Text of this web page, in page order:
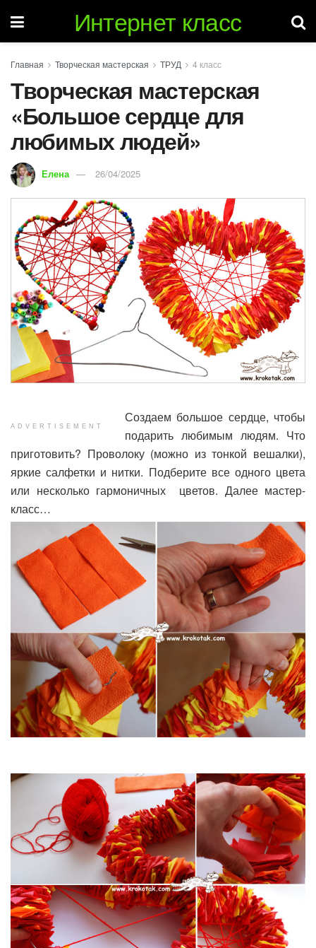
Интернет класс
Главная Творческая мастерская ТРУД 4 класс
Творческая мастерская
«Большое сердце для
любимых людей»
Елена 26/04/2025
ADVERTISEMENT
Создаем большое сердце, чтобы
подарить любимым людям. Что
приготовить? Проволоку (можно из тонкой вешалки),
яркие салфетки и нитки. Подберите все одного цвета
или несколько гармоничных цветов. Далее мастер-
класс…